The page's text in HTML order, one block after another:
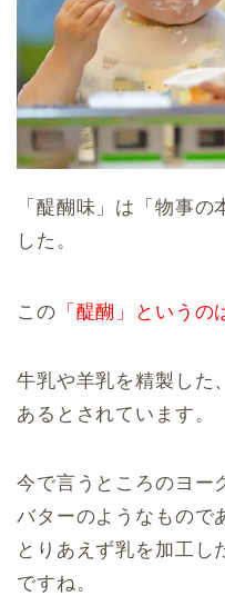
「醍醐味」は「物事
した。
この 「醍醐」というの
牛乳や羊乳を精製した
あるとされています。
今で言うところのヨー
バターのようなもので
とりあえず乳を加工し
ですね。